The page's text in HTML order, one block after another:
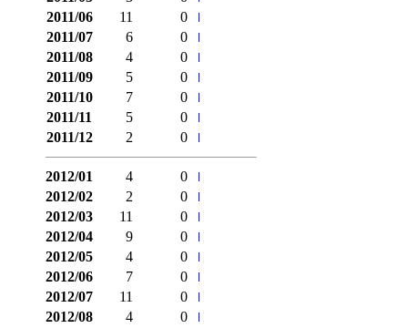
2011/06
11
0
2011/07
6
0
2011/08
4
0
2011/09
5
0
2011/10
7
0
2011/11
5
0
2011/12
2 0
2012/01 4
0
2012/02
2
0
2012/03
11
0
2012/04
9
0
2012/05
4
0
2012/06
7
0
2012/07
11
0
2012/08
4
0